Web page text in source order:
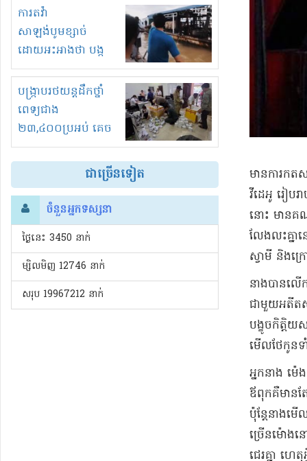
រត់ឌុបហើយ
ការតវ៉ា
សាឡង់បូមខ្សាច់
ដោយអះអាងថា បង្ក
បាក់ច្រាំងទន្លេ និង
រំខានទាំងយប់ទាំងថ្ងៃ
បង្ក្រាបរថយន្តដឹកថ្នាំ
ពេទ្យជាង
២៣,៤០០ប្រអប់ គេច
ពន្ធនិងអត់ច្បាប់នាំ
ចូល!?
ជាច្រើនទៀត
ចំនួនអ្នកទស្សនា
ថ្ងៃនេះ​ 3450 នាក់
ម្សិលមិញ 12746 នាក់
សរុប 19967212 នាក់
មានកា​រកត​
វីដេអូ រៀប
នោះ មាន​គ
លែងលះគ្នា​
ស្វាមី និង​ក្
នាង​បានលើ
ជាមួយ​អតីត​ស្
បង្ខូច​កិត្តិយ
មើល​ថែកូន​ទ
អ្នកនាង ម៉េ
ឪពុក​គឺ​មានត
ប៉ុន្តែ​នាង​ម
ច្រើន​ម៉ោង​ន
ជេរ​គ្នា ហ